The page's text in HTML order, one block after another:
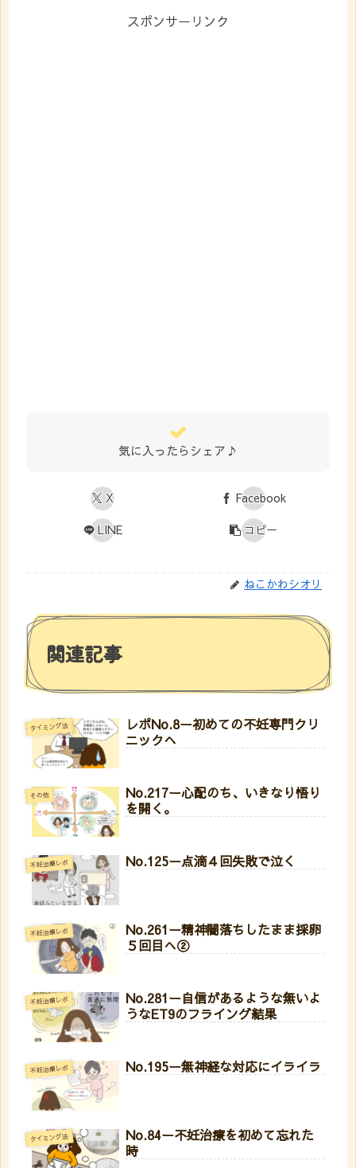
スポンサーリンク
気に入ったらシェア♪
X
Facebook
LINE
コピー
ねこかわシオリ
関連記事
タイミング法
レポNo.8ー初めての不妊専門クリ
ニックへ
その他
No.217ー心配のち、いきなり悟り
を開く。
不妊治療レポ No.125ー点滴４回失敗で泣く
不妊治療レポ
No.261ー精神闇落ちしたまま採卵
５回目へ②
不妊治療レポ
No.281ー自信があるような無いよ
うなET9のフライング結果
不妊治療レポ No.195ー無神経な対応にイライラ
タイミング法
No.84ー不妊治療を初めて忘れた
時